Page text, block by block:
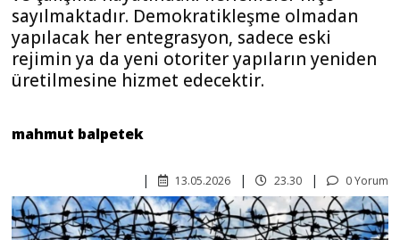
sayılmaktadır. Demokratikleşme olmadan
yapılacak her entegrasyon, sadece eski
rejimin ya da yeni otoriter yapıların yeniden
üretilmesine hizmet edecektir.
mahmut balpetek
0 Yorum
23.30
13.05.2026